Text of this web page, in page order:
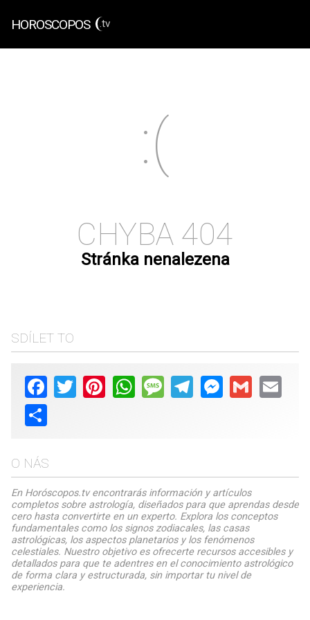
HOROSCOPOS .tv
CHYBA 404
Stránka nenalezena
SDÍLET TO
Facebook
Twitter PinterestWhatsAppMessageTelegramMessenger
Gmail Email
Share
O NÁS
En Horóscopos.tv encontrarás información y artículos
completos sobre astrología, diseñados para que aprendas desde
cero hasta convertirte en un experto. Explora los conceptos
fundamentales como los signos zodiacales, las casas
astrológicas, los aspectos planetarios y los fenómenos
celestiales. Nuestro objetivo es ofrecerte recursos accesibles y
detallados para que te adentres en el conocimiento astrológico
de forma clara y estructurada, sin importar tu nivel de
experiencia.